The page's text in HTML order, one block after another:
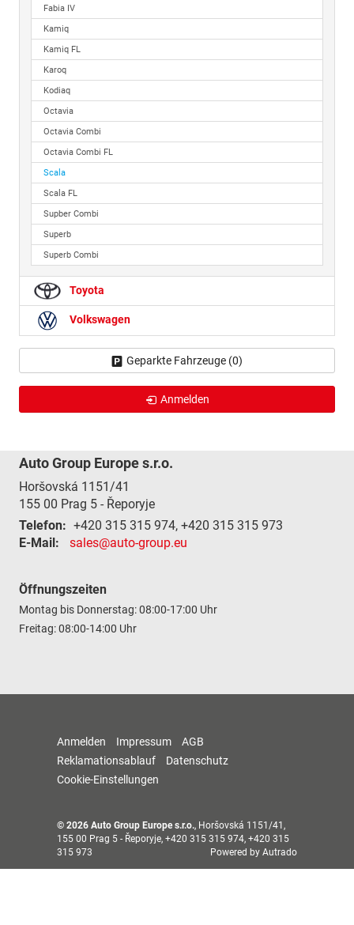
Fabia IV
Kamiq
Kamiq FL
Karoq
Kodiaq
Octavia
Octavia Combi
Octavia Combi FL
Scala
Scala FL
Supber Combi
Superb
Superb Combi
Toyota
Volkswagen
Geparkte Fahrzeuge (0)
Anmelden
Auto Group Europe s.r.o.
Horšovská 1151/41
155 00 Prag 5 - Řeporyje
Telefon: +420 315 315 974, +420 315 315 973
E-Mail:
sales@auto-group.eu
Öffnungszeiten
Montag bis Donnerstag: 08:00-17:00 Uhr
Freitag: 08:00-14:00 Uhr
Anmelden Impressum
AGB
Reklamationsablauf
Datenschutz
Cookie-Einstellungen
© 2026 Auto Group Europe s.r.o., Horšovská 1151/41 ,
155 00 Prag 5 - Řeporyje, +420 315 315 974, +420 315
315 973
Powered by Autrado